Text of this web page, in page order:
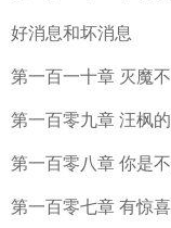
好消息和坏消息
第一百一十章 灭魔
第一百零九章 汪枫
第一百零八章 你是
第一百零七章 有惊喜